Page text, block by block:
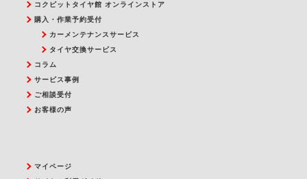
コクピットタイヤ館 オンラインストア
購入・作業予約受付
カーメンテナンスサービス
タイヤ交換サービス
コラム
サービス事例
ご相談受付
お客様の声
マイページ